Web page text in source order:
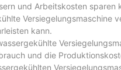
und Arbeitskosten sparen
kann.
und die